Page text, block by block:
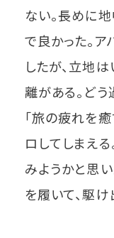
ない。長めに
で良かった。
したが、立地
離がある。どう
「旅の疲れを
ロしてしまえ
みようかと思
を履いて、駆け